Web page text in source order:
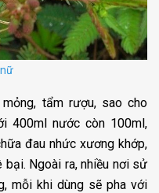
tẩm rượu, sao cho
400ml nước còn 100ml,
đau nhức xương khớp,
Ngoài ra, nhiều nơi sử
mỗi khi dùng sẽ pha với